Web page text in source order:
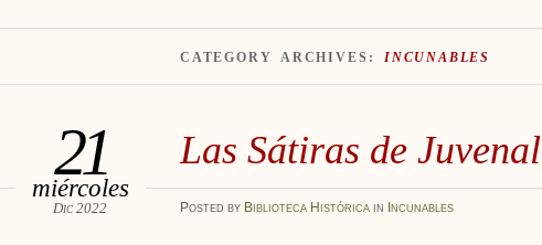
CATEGORY ARCHIVES: INCUNABLES
Las Sátiras de Juvenal
21
miércoles
Dic 2022 Posted by Biblioteca Históricain Incunables